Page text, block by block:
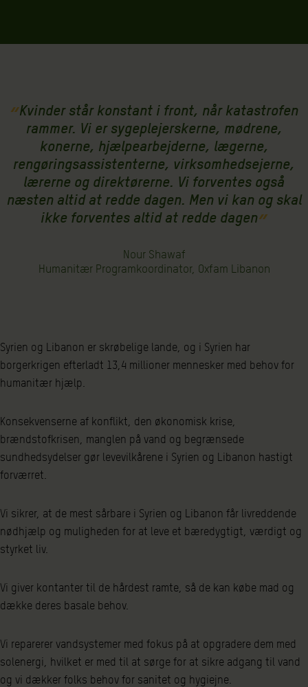
Kvinder står konstant i front, når katastrofen
rammer. Vi er sygeplejerskerne, mødrene,
konerne, hjælpearbejderne, lægerne,
rengøringsassistenterne, virksomhedsejerne,
lærerne og direktørerne. Vi forventes også
næsten altid at redde dagen. Men vi kan og skal
ikke forventes altid at redde dagen
Nour Shawaf
Humanitær Programkoordinator, Oxfam Libanon
Syrien og Libanon er skrøbelige lande, og i Syrien har
borgerkrigen efterladt 13,4 millioner mennesker med behov for
humanitær hjælp.
Konsekvenserne af konflikt, den økonomisk krise,
brændstofkrisen, manglen på vand og begrænsede
sundhedsydelser gør levevilkårene i Syrien og Libanon hastigt
forværret.
Vi sikrer, at de mest sårbare i Syrien og Libanon får livreddende
nødhjælp og muligheden for at leve et bæredygtigt, værdigt og
styrket liv.
Vi giver kontanter til de hårdest ramte, så de kan købe mad og
dække deres basale behov.
Vi reparerer vandsystemer med fokus på at opgradere dem med
solenergi, hvilket er med til at sørge for at sikre adgang til vand
og vi dækker folks behov for sanitet og hygiejne.